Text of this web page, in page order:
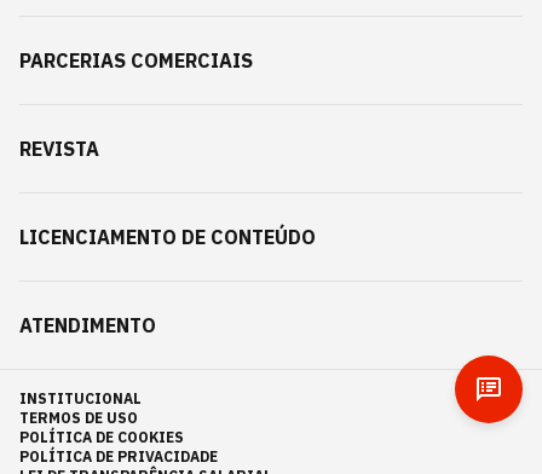
PARCERIAS COMERCIAIS
REVISTA
LICENCIAMENTO DE CONTEÚDO
ATENDIMENTO
INSTITUCIONAL
TERMOS DE USO
POLÍTICA DE COOKIES
POLÍTICA DE PRIVACIDADE